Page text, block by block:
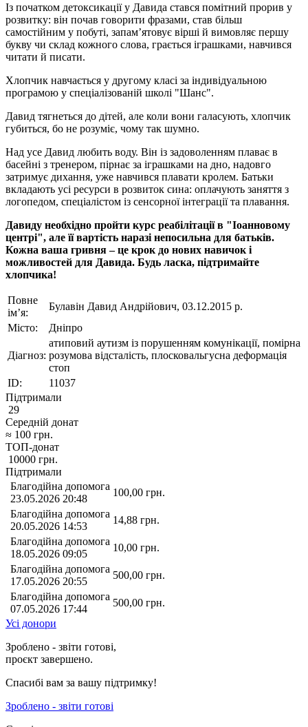
Із початком детоксикації у Давида стався помітний прорив у
розвитку: він почав говорити фразами, став більш
самостійним у побуті, запам’ятовує вірші й вимовляє першу
букву чи склад кожного слова, грається іграшками, навчився
читати й писати.
Хлопчик навчається у другому класі за індивідуальною
програмою у спеціалізованій школі "Шанс".
Давид тягнеться до дітей, але коли вони галасують, хлопчик
губиться, бо не розуміє, чому так шумно.
Над усе Давид любить воду. Він із задоволенням плаває в
басейні з тренером, пірнає за іграшками на дно, надовго
затримує дихання, уже навчився плавати кролем. Батьки
вкладають усі ресурси в розвиток сина: оплачують заняття з
логопедом, спеціалістом із сенсорної інтеграції та плавання.
Давиду необхідно пройти курс реабілітації в "Іоанновому
центрі", але її вартість наразі непосильна для батьків.
Кожна ваша гривня – це крок до нових навичок і
можливостей для Давида. Будь ласка, підтримайте
хлопчика!
Повне
ім’я:
Булавін Давид Андрійович, 03.12.2015 р.
Місто:
Дніпро
Діагноз:
атиповий аутизм із порушенням комунікації, помірна
розумова відсталість, плосковальгусна деформація
стоп
ID:
11037
Підтримали
29
Середній донат
≈ 100 грн.
ТОП-донат
10000 грн.
Підтримали
Благодійна допомога
23.05.2026 20:48
100,00 грн.
Благодійна допомога
20.05.2026 14:53
14,88 грн.
Благодійна допомога
18.05.2026 09:05
10,00 грн.
Благодійна допомога
17.05.2026 20:55
500,00 грн.
Благодійна допомога
07.05.2026 17:44
500,00 грн.
Усі донори
Зроблено - звіти готові,
проєкт завершено.
Спасибі вам за вашу підтримку!
Зроблено - звіти готові